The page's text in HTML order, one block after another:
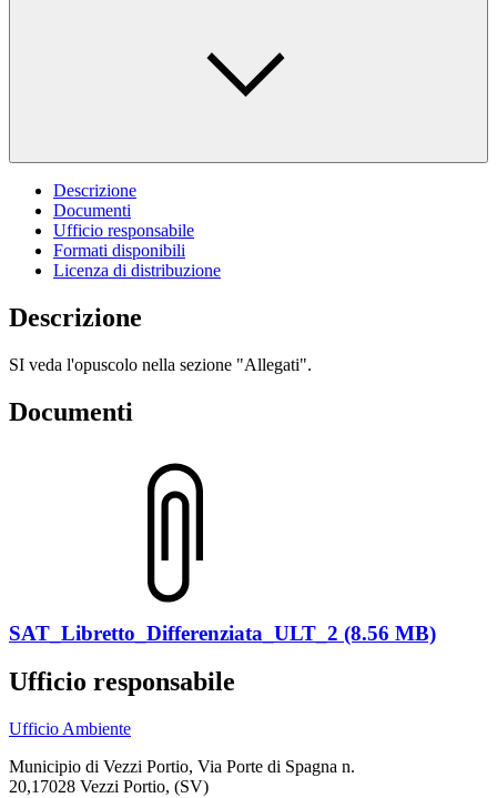
Descrizione
Documenti
Ufficio responsabile
Formati disponibili
Licenza di distribuzione
Descrizione
SI veda l'opuscolo nella sezione "Allegati".
Documenti
SAT_Libretto_Differenziata_ULT_2 (8.56 MB)
Ufficio responsabile
Ufficio Ambiente
Municipio di Vezzi Portio, Via Porte di Spagna n.
20,17028 Vezzi Portio, (SV)